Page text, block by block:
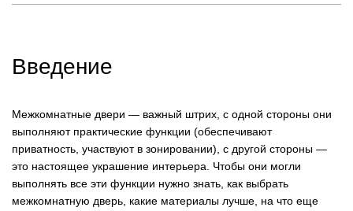
Введение
Межкомнатные двери — важный штрих, с одной стороны они
выполняют практические функции (обеспечивают
приватность, участвуют в зонировании), с другой стороны —
это настоящее украшение интерьера. Чтобы они могли
выполнять все эти функции нужно знать, как выбрать
межкомнатную дверь, какие материалы лучше, на что еще